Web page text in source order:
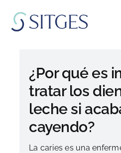
contenido
Especialidades
El equipo
Blog
¿Por qué es
tratar los
leche si
cayendo?
La caries es una